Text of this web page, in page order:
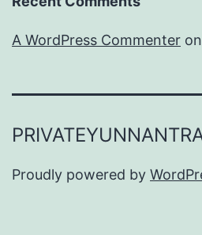
A WordPress Commenter on
Proudly powered by